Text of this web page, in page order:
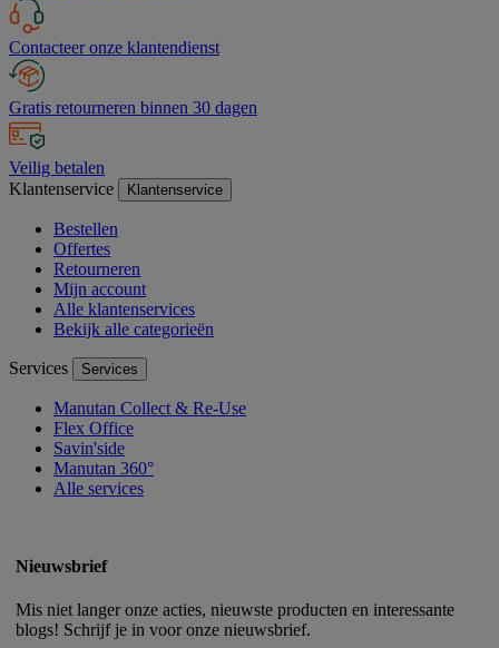
Contacteer onze klantendienst
Gratis retourneren binnen 30 dagen
Veilig betalen
Klantenservice
Klantenservice
Bestellen
Offertes
Retourneren
Mijn account
Alle klantenservices
Bekijk alle categorieën
Services Services
Manutan Collect & Re-Use
Flex Office
Savin'side
Manutan 360°
Alle services
Nieuwsbrief
Mis niet langer onze acties, nieuwste producten en interessante
blogs! Schrijf je in voor onze nieuwsbrief.